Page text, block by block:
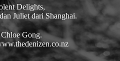
Delights,
Juliet dari Shanghai.
Gong.